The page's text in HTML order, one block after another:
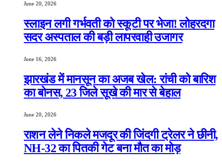
June 20, 2026
स्लाइन लगी गर्भवती को स्कूटी पर भेजा! लोहरदगा
सदर अस्पताल की बड़ी लापरवाही उजागर
June 16, 2026
झारखंड में मानसून का अजब खेल: रांची को बारिश
का बोनस, 23 जिले सूखे की मार से बेहाल
June 20, 2026
राशन लेने निकले मजदूर की जिंदगी ट्रेलर ने छीनी,
NH-32 का पितकी गेट बना मौत का मोड़